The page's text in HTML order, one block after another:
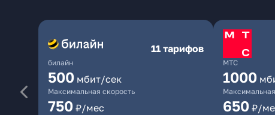
билайн
11 тарифов
500 мбит/сек
Максимальная скорость
750 ₽/мес
МТС
1000
650 ₽/